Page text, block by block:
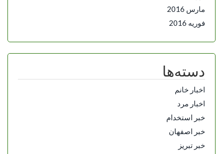
مارس 2016
فوریه 2016
دسته‌ها
اخبار خانم
اخبار مرد
خبر استخدام
خبر اصفهان
خبر تبریز